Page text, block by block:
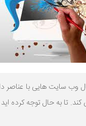
وب سایت هایی با عناصر
به حال توجه کرده